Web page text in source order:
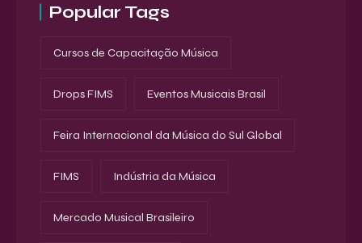
Popular Tags
Cursos de Capacitação Música
Drops FIMS Eventos Musicais Brasil
Feira Internacional da Música do Sul Global
FIMS Indústria da Música
Mercado Musical Brasileiro